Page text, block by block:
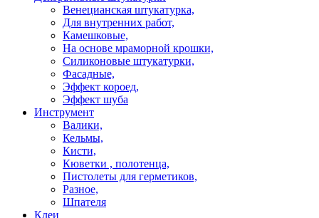
Венецианская штукатурка,
Для внутренних работ,
Камешковые,
На основе мраморной крошки,
Силиконовые штукатурки,
Фасадные,
Эффект короед,
Эффект шуба
Инструмент
Валики,
Кельмы,
Кисти,
Кюветки , полотенца,
Пистолеты для герметиков,
Разное,
Шпателя
Клеи